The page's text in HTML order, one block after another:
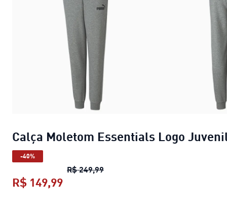
Calça Moletom Essentials Logo
-40%
R$ 249,99Calça Moletom Essentials Logo
R$ 149,99